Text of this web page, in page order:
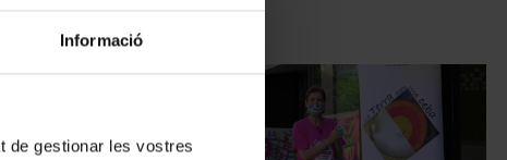
Informació
de gestionar les vostres